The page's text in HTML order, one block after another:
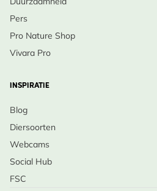
Pers
Pro Nature Shop
Vivara Pro
INSPIRATIE
Blog
Diersoorten
Webcams
Social Hub
FSC